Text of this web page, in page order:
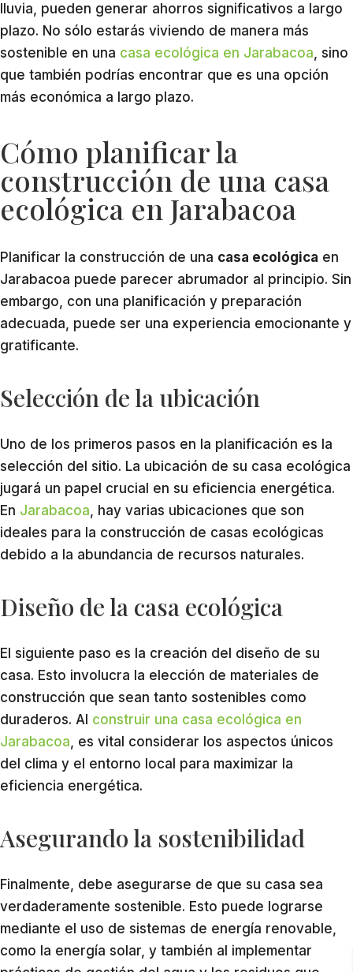
lluvia, pueden generar ahorros significativos a largo
plazo. No sólo estarás viviendo de manera más
sostenible en una casa ecológica en Jarabacoa, sino
que también podrías encontrar que es una opción
más económica a largo plazo.
Cómo planificar la
construcción de una casa
ecológica en Jarabacoa
Planificar la construcción de una casa ecológica en
Jarabacoa puede parecer abrumador al principio. Sin
embargo, con una planificación y preparación
adecuada, puede ser una experiencia emocionante y
gratificante.
Selección de la ubicación
Uno de los primeros pasos en la planificación es la
selección del sitio. La ubicación de su casa ecológica
jugará un papel crucial en su eficiencia energética.
En Jarabacoa, hay varias ubicaciones que son
ideales para la construcción de casas ecológicas
debido a la abundancia de recursos naturales.
Diseño de la casa ecológica
El siguiente paso es la creación del diseño de su
casa. Esto involucra la elección de materiales de
construcción que sean tanto sostenibles como
duraderos. Al construir una casa ecológica en
Jarabacoa, es vital considerar los aspectos únicos
del clima y el entorno local para maximizar la
eficiencia energética.
Asegurando la sostenibilidad
Finalmente, debe asegurarse de que su casa sea
verdaderamente sostenible. Esto puede lograrse
mediante el uso de sistemas de energía renovable,
como la energía solar, y también al implementar